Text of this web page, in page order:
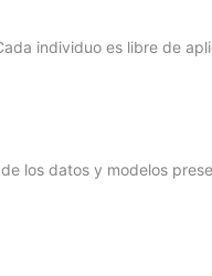
individuo es libre de
los datos y modelos